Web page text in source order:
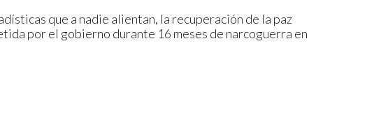
que a nadie alientan, la recuperación de la paz
por el gobierno durante 16 meses de narcoguerra en